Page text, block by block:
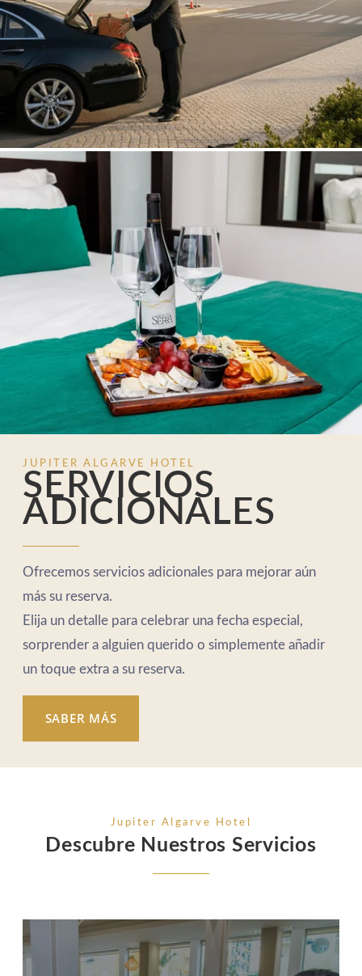
JUPITER ALGARVE HOTEL
SERVICIOS
ADICIONALES
Ofrecemos servicios adicionales para mejorar aún
más su reserva.
Elija un detalle para celebrar una fecha especial,
sorprender a alguien querido o simplemente añadir
un toque extra a su reserva.
SABER MÁS
Jupiter Algarve Hotel
Descubre Nuestros Servicios